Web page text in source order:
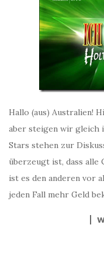
Hallo (aus) Australien!
aber steigen wir gleich
Stars stehen zur
überzeugt ist, dass alle
ist es den anderen vor
jeden Fall mehr Geld